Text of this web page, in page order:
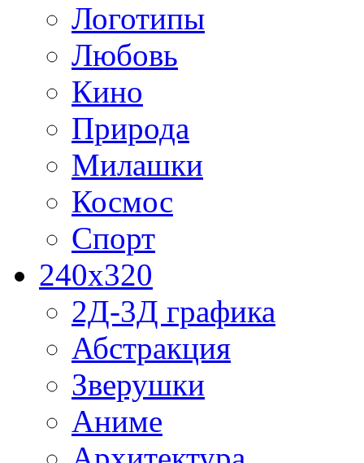
Логотипы
Любовь
Кино
Природа
Милашки
Космос
Спорт
240x320
2Д-3Д графика
Абстракция
Зверушки
Аниме